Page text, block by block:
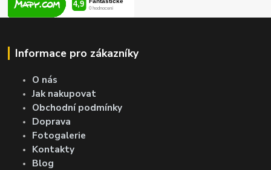
Informace pro zákazníky
O nás
Jak nakupovat
Obchodní podmínky
Doprava
Fotogalerie
Kontakty
Blog